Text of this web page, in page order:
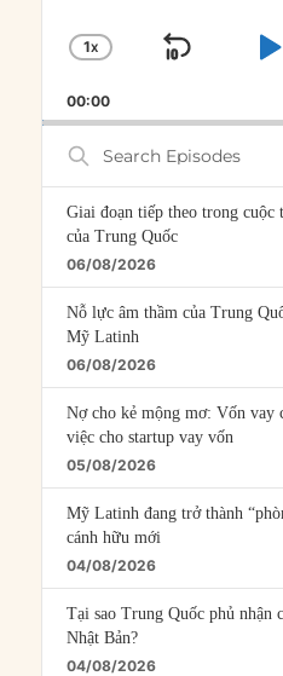
CHANGE
RATE
1X
SKIP
00:00
Search
Episodes
Giai đoạn tiếp theo trong cuộc
của Trung Quốc
06/08/2026
Nỗ lực âm thầm của Trung
Mỹ Latinh
06/08/2026
Nợ cho kẻ mộng mơ: Vốn vay
việc cho startup vay vốn
05/08/2026
Mỹ Latinh đang trở thành
cánh hữu mới
04/08/2026
Tại sao Trung Quốc phủ nhận
Nhật Bản?
04/08/2026